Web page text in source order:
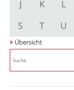
J
K L
S
T U
Übersicht